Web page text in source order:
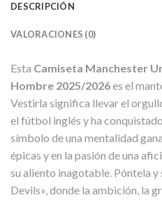
DESCRIPCIÓN
VALORACIONES (0)
Esta Camiseta Manchester
Hombre 2025/2026es el
Vestirla significa llevar el
el fútbol inglés y ha
símbolo de una mentalidad
épicas y en la pasión de una
su aliento inagotable. Póntela y
Devils», donde la ambición, la